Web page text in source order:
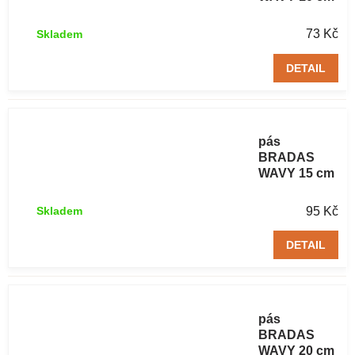
73 Kč
Skladem
DETAIL
pás
BRADAS
WAVY 15 cm
95 Kč
Skladem
DETAIL
pás
BRADAS
WAVY 20 cm